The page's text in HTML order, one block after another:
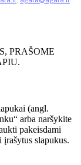
PRAŠOME
(angl.
arba naršykite
pakeisdami
įrašytus slapukus.